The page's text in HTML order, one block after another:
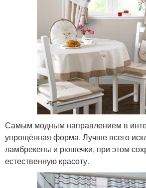
Самым модным направлением в
упрощённая форма. Лучше всего
ламбрекены и рюшечки, при этом
естественную красоту.